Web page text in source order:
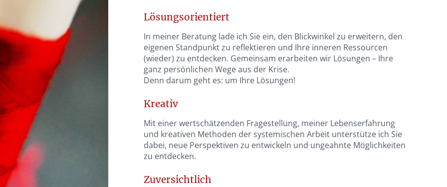
Lösungsorientiert
In meiner Beratung lade ich Sie ein, den Blickwinkel zu erweitern, den
eigenen Standpunkt zu reflektieren und Ihre inneren Ressourcen
(wieder) zu entdecken. Gemeinsam erarbeiten wir Lösungen – Ihre
ganz persönlichen Wege aus der Krise.
Denn darum geht es: um Ihre Lösungen!
Kreativ
Mit einer wertschätzenden Fragestellung, meiner Lebenserfahrung
und kreativen Methoden der systemischen Arbeit unterstütze ich Sie
dabei, neue Perspektiven zu entwickeln und ungeahnte Möglichkeiten
zu entdecken.
Zuversichtlich